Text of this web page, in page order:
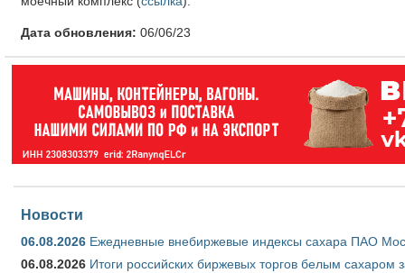
Дата обновления: 06/06/23
Новости
06.08.2026 Ежедневные внебиржевые индексы сахара ПАО
06.08.2026 Итоги российских биржевых торгов белым сахаром